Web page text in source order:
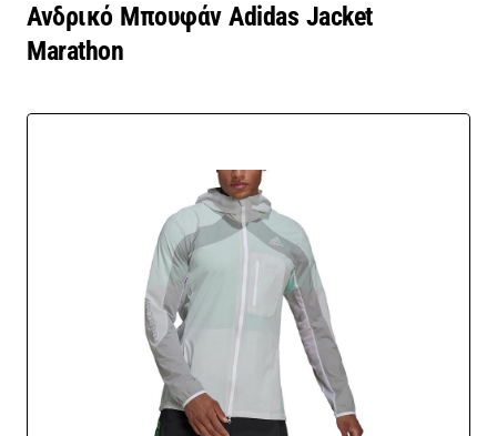
Ανδρικό Μπουφάν Adidas Jacket
Marathon